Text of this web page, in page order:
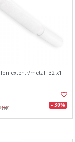
exten.r/metal. 32 x1
- 30%